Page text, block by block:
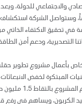
والاجتماعي للدولة.
وستواصل الشركة
تحقيق الاكتفاء الذاتي من
التصديرية، ودعم أمن
بأعمال مشروع تطوير
المبتكرة لخفض
متكامل، حيث يقوم
الكربون، ويساهم في رفع